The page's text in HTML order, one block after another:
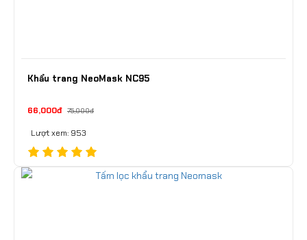
Khẩu trang NeoMask NC95
66,000đ 75,000đ
Lượt xem: 953